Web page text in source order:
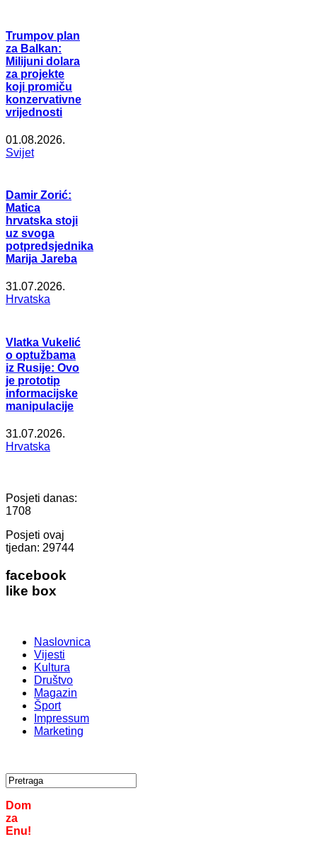
Trumpov plan
za Balkan:
Milijuni dolara
za projekte
koji promiču
konzervativne
vrijednosti
01.08.2026.
Svijet
Damir Zorić:
Matica
hrvatska stoji
uz svoga
potpredsjednika
Marija Jareba
31.07.2026.
Hrvatska
Vlatka Vukelić
o optužbama
iz Rusije: Ovo
je prototip
informacijske
manipulacije
31.07.2026.
Hrvatska
Posjeti danas:
1708
Posjeti ovaj
tjedan: 29744
facebook
like box
Naslovnica
Vijesti
Kultura
Društvo
Magazin
Šport
Impressum
Marketing
Dom
za
Enu!